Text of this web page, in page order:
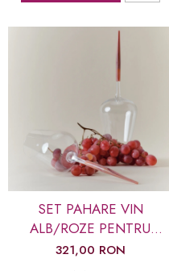
SET PAHARE VIN
ALB/ROZE PENTRU
PICNIC, ROZ PERLAT
321,00 RON